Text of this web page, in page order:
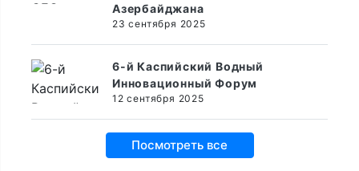
Азербайджана
23 сентября 2025
6-й Каспийский Водный
Инновационный Форум
12 сентября 2025
Посмотреть все